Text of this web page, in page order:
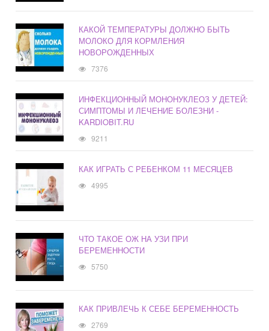
КАКОЙ ТЕМПЕРАТУРЫ ДОЛЖНО БЫТЬ
МОЛОКО ДЛЯ КОРМЛЕНИЯ
НОВОРОЖДЕННЫХ
7376
ИНФЕКЦИОННЫЙ МОНОНУКЛЕОЗ У ДЕТЕЙ:
СИМПТОМЫ И ЛЕЧЕНИЕ БОЛЕЗНИ -
KARDIOBIT.RU
9211
КАК ИГРАТЬ С РЕБЕНКОМ 11 МЕСЯЦЕВ
4995
ЧТО ТАКОЕ ОЖ НА УЗИ ПРИ
БЕРЕМЕННОСТИ
5750
КАК ПРИВЛЕЧЬ К СЕБЕ БЕРЕМЕННОСТЬ
2769